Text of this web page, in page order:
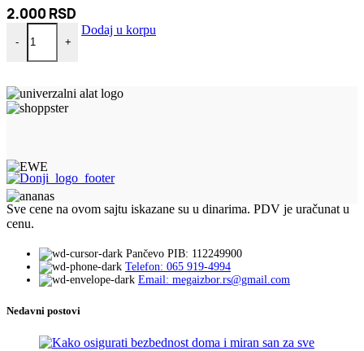
2.000 RSD
-
Wi-Fi Ripiter pojačivač signala interneta 300mbps količina
+
Dodaj u korpu
Sve cene na ovom sajtu iskazane su u dinarima. PDV je uračunat u
cenu.
Pančevo PIB: 112249900
Telefon: 065 919-4994
Email: megaizbor.rs@gmail.com
Nedavni postovi